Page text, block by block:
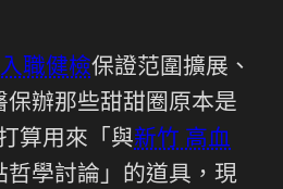
職健檢保證范圍擴展、
保辦那些甜甜圈原本是
算用來「與新竹 高血
哲學討論」的道具，現